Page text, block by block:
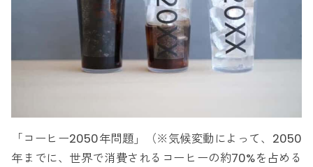
「コーヒー2050年問題」（※気候変動によって、2050
年までに、世界で消費されるコーヒーの約70%を占める